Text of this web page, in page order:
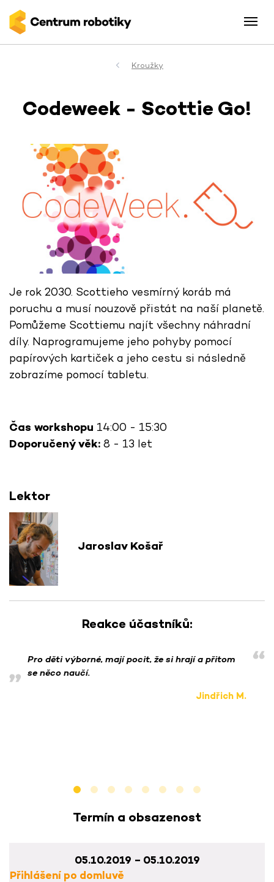
Kroužky
Codeweek - Scottie Go!
Je rok 2030. Scottieho vesmírný koráb má
poruchu a musí nouzově přistát na naší planetě.
Pomůžeme Scottiemu najít všechny náhradní
díly. Naprogramujeme jeho pohyby pomocí
papírových kartiček a jeho cestu si následně
zobrazíme pomocí tabletu.
Čas workshopu 14:00 - 15:30
Doporučený věk: 8 - 13 let
Lektor
Jaroslav Košař
Reakce účastníků:
Pro děti výborné, mají pocit, že si hrají a přitom
se něco naučí.
Jindřich M.
Termín a obsazenost
05.10.2019 – 05.10.2019
Přihlášení po domluvě